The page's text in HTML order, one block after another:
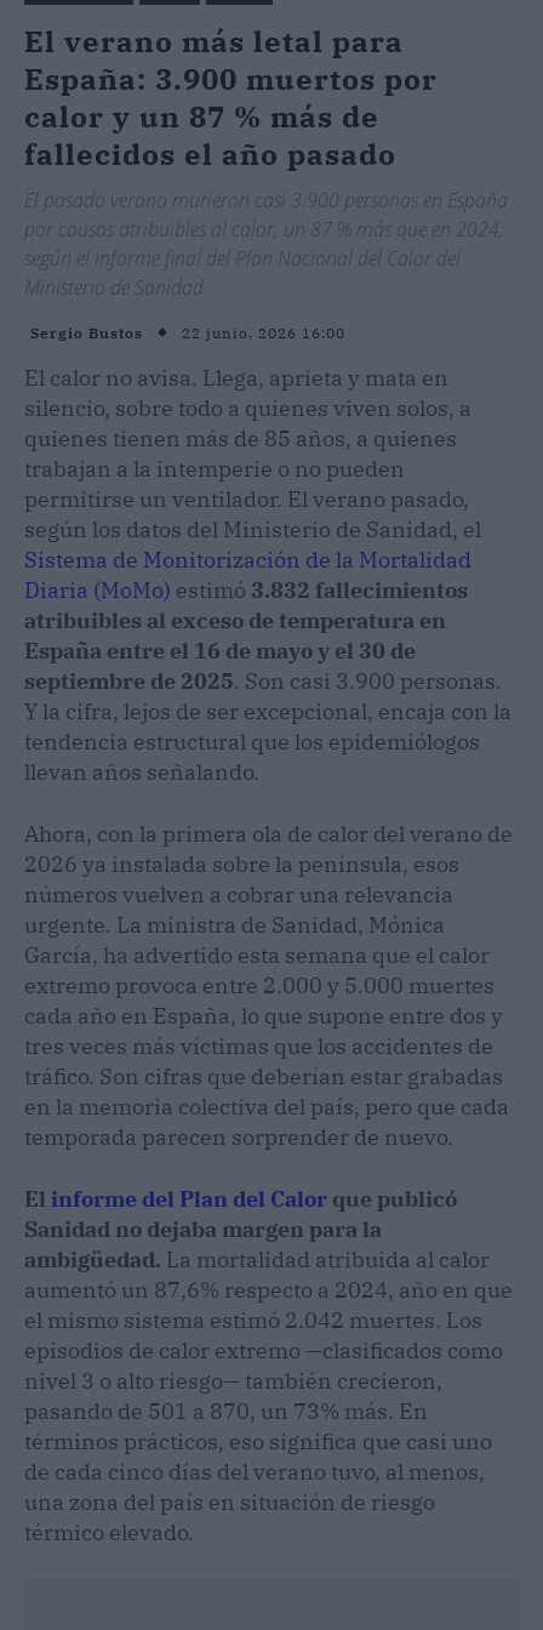
El verano más letal para
España: 3.900 muertos por
calor y un 87 % más de
fallecidos el año pasado
El pasado verano murieron casi 3.900 personas en España
por causas atribuibles al calor, un 87 % más que en 2024,
según el informe final del Plan Nacional del Calor del
Ministerio de Sanidad.
Sergio Bustos 22 junio, 2026 16:00
El calor no avisa. Llega, aprieta y mata en
silencio, sobre todo a quienes viven solos, a
quienes tienen más de 85 años, a quienes
trabajan a la intemperie o no pueden
permitirse un ventilador. El verano pasado,
según los datos del Ministerio de Sanidad, el
Sistema de Monitorización de la Mortalidad
Diaria (MoMo) estimó 3.832 fallecimientos
atribuibles al exceso de temperatura en
España entre el 16 de mayo y el 30 de
septiembre de 2025. Son casi 3.900 personas.
Y la cifra, lejos de ser excepcional, encaja con la
tendencia estructural que los epidemiólogos
llevan años señalando.
Ahora, con la primera ola de calor del verano de
2026 ya instalada sobre la península, esos
números vuelven a cobrar una relevancia
urgente. La ministra de Sanidad, Mónica
García, ha advertido esta semana que el calor
extremo provoca entre 2.000 y 5.000 muertes
cada año en España, lo que supone entre dos y
tres veces más víctimas que los accidentes de
tráfico. Son cifras que deberían estar grabadas
en la memoria colectiva del país, pero que cada
temporada parecen sorprender de nuevo.
El informe del Plan del Calor que publicó
Sanidad no dejaba margen para la
ambigüedad. La mortalidad atribuida al calor
aumentó un 87,6% respecto a 2024, año en que
el mismo sistema estimó 2.042 muertes. Los
episodios de calor extremo —clasificados como
nivel 3 o alto riesgo— también crecieron,
pasando de 501 a 870, un 73% más. En
términos prácticos, eso significa que casi uno
de cada cinco días del verano tuvo, al menos,
una zona del país en situación de riesgo
térmico elevado.